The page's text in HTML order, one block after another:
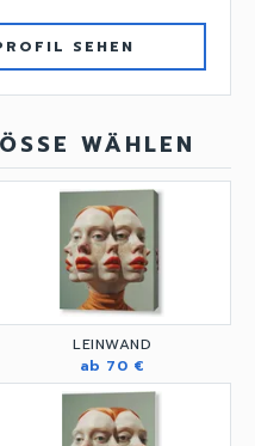
SEHEN
WÄHLEN
LEINWAND
ab 70 €